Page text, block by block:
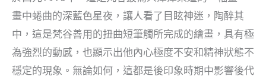
畫中蜷曲的深藍色星夜，讓人看了目眩神迷，陶醉其
中，這是梵谷善用的扭曲短筆觸所完成的繪畫，具有極
為強烈的動感，也顯示出他內心極度不安和精神狀態不
穩定的現象。無論如何，這都是後印象時期中影響後代